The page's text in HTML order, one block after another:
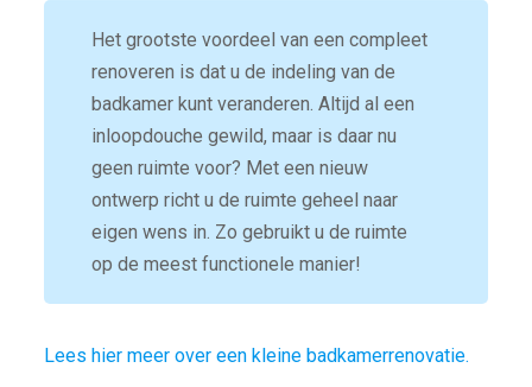
Het grootste voordeel van een compleet
renoveren is dat u de indeling van de
badkamer kunt veranderen. Altijd al een
inloopdouche gewild, maar is daar nu
geen ruimte voor? Met een nieuw
ontwerp richt u de ruimte geheel naar
eigen wens in. Zo gebruikt u de ruimte
op de meest functionele manier!
Lees hier meer over een kleine badkamerrenovatie.